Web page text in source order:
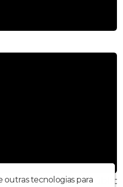
são reabertos ao
outras tecnologias para